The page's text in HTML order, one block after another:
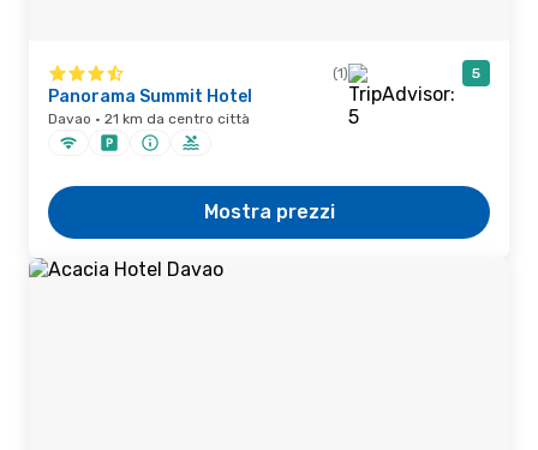
(1) 5
Panorama Summit Hotel
Davao · 21 km da centro città
Mostra prezzi